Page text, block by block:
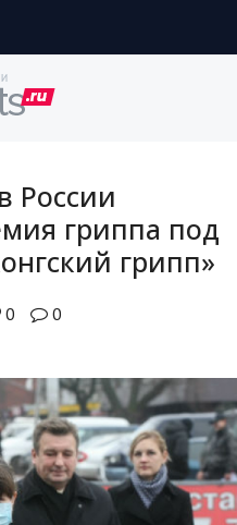
России
гриппа под
грипп»
0
0